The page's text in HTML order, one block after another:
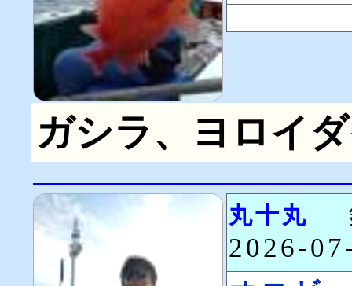
ガシラ、ヨロイ
丸十丸
2026-